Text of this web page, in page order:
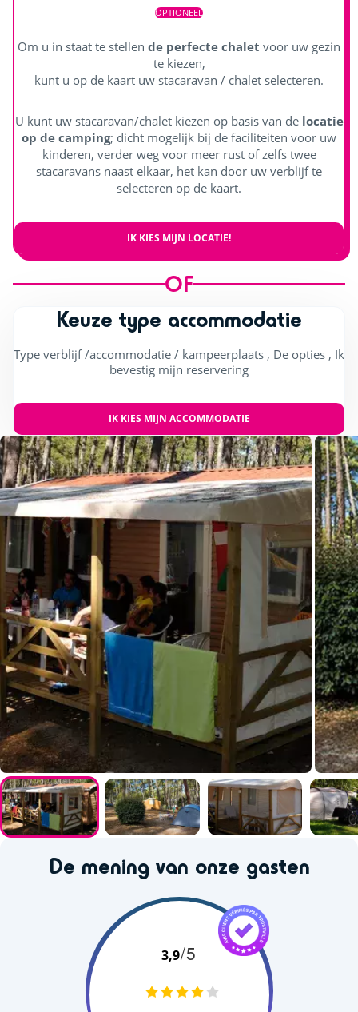
OPTIONEEL
Om u in staat te stellen de perfecte chalet voor uw gezin
te kiezen,
kunt u op de kaart uw stacaravan / chalet selecteren.
U kunt uw stacaravan/chalet kiezen op basis van delocatie
op de camping; dicht mogelijk bij de faciliteiten voor uw
kinderen, verder weg voor meer rust of zelfs twee
stacaravans naast elkaar, het kan door uw verblijf te
selecteren op de kaart.
IK KIES MIJN LOCATIE!
OF
Keuze type accommodatie
Type verblijf /accommodatie / kampeerplaats , De opties , Ik
bevestig mijn reservering
IK KIES MIJN ACCOMMODATIE
De mening van onze gasten
3,9/5